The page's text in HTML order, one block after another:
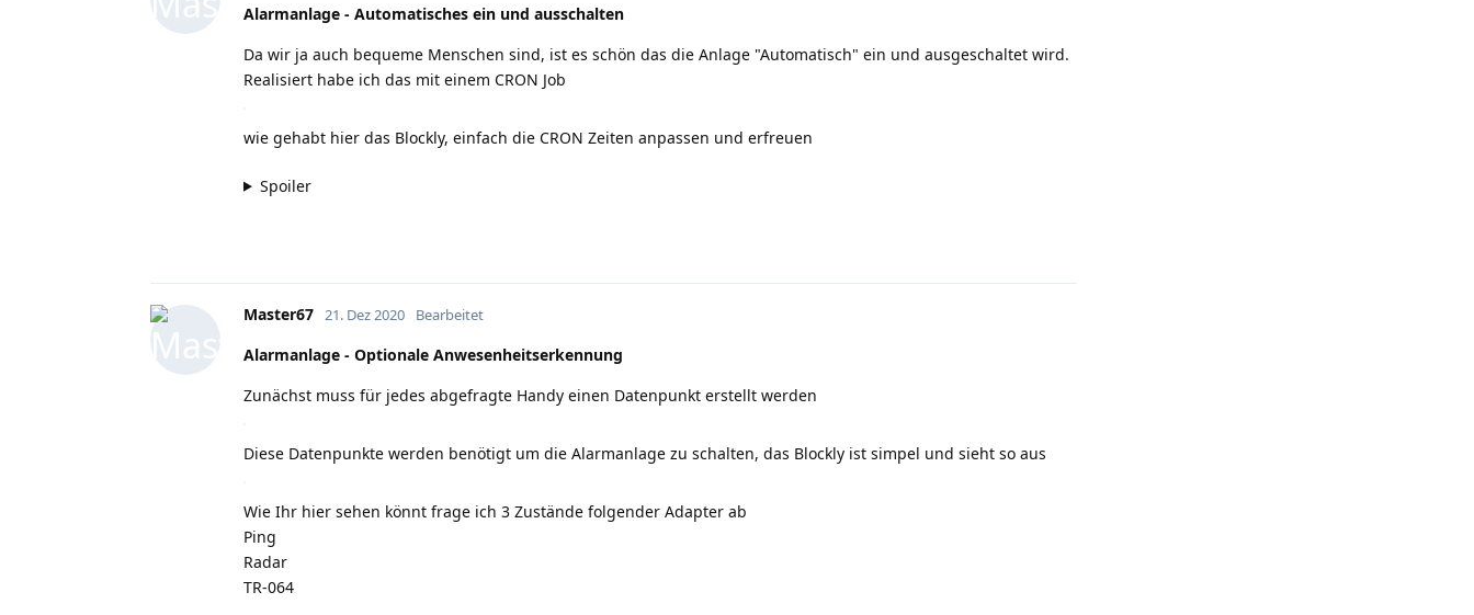
Alarmanlage - Automatisches ein und ausschalten
Da wir ja auch bequeme Menschen sind, ist es schön das die Anlage "Automatisch" ein und ausgeschaltet wird.
Realisiert habe ich das mit einem CRON Job
wie gehabt hier das Blockly, einfach die CRON Zeiten anpassen und erfreuen
Spoiler
Master67 21. Dez 2020 Bearbeitet
Alarmanlage - Optionale Anwesenheitserkennung
Zunächst muss für jedes abgefragte Handy einen Datenpunkt erstellt werden
Diese Datenpunkte werden benötigt um die Alarmanlage zu schalten, das Blockly ist simpel und sieht so aus
Wie Ihr hier sehen könnt frage ich 3 Zustände folgender Adapter ab
Ping
Radar
TR-064